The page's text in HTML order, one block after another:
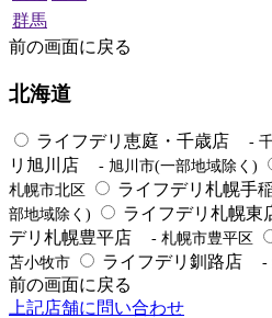
群馬
前の画面に戻る
北海道
ライフデリ恵庭・千歳店 -
リ旭川店
- 旭川市(一部地域除く)
札幌市北区
ライフデリ札幌手
部地域除く)
ライフデリ札幌東
デリ札幌豊平店
- 札幌市豊平区
苫小牧市
ライフデリ釧路店 -
前の画面に戻る
上記店舗に問い合わせ